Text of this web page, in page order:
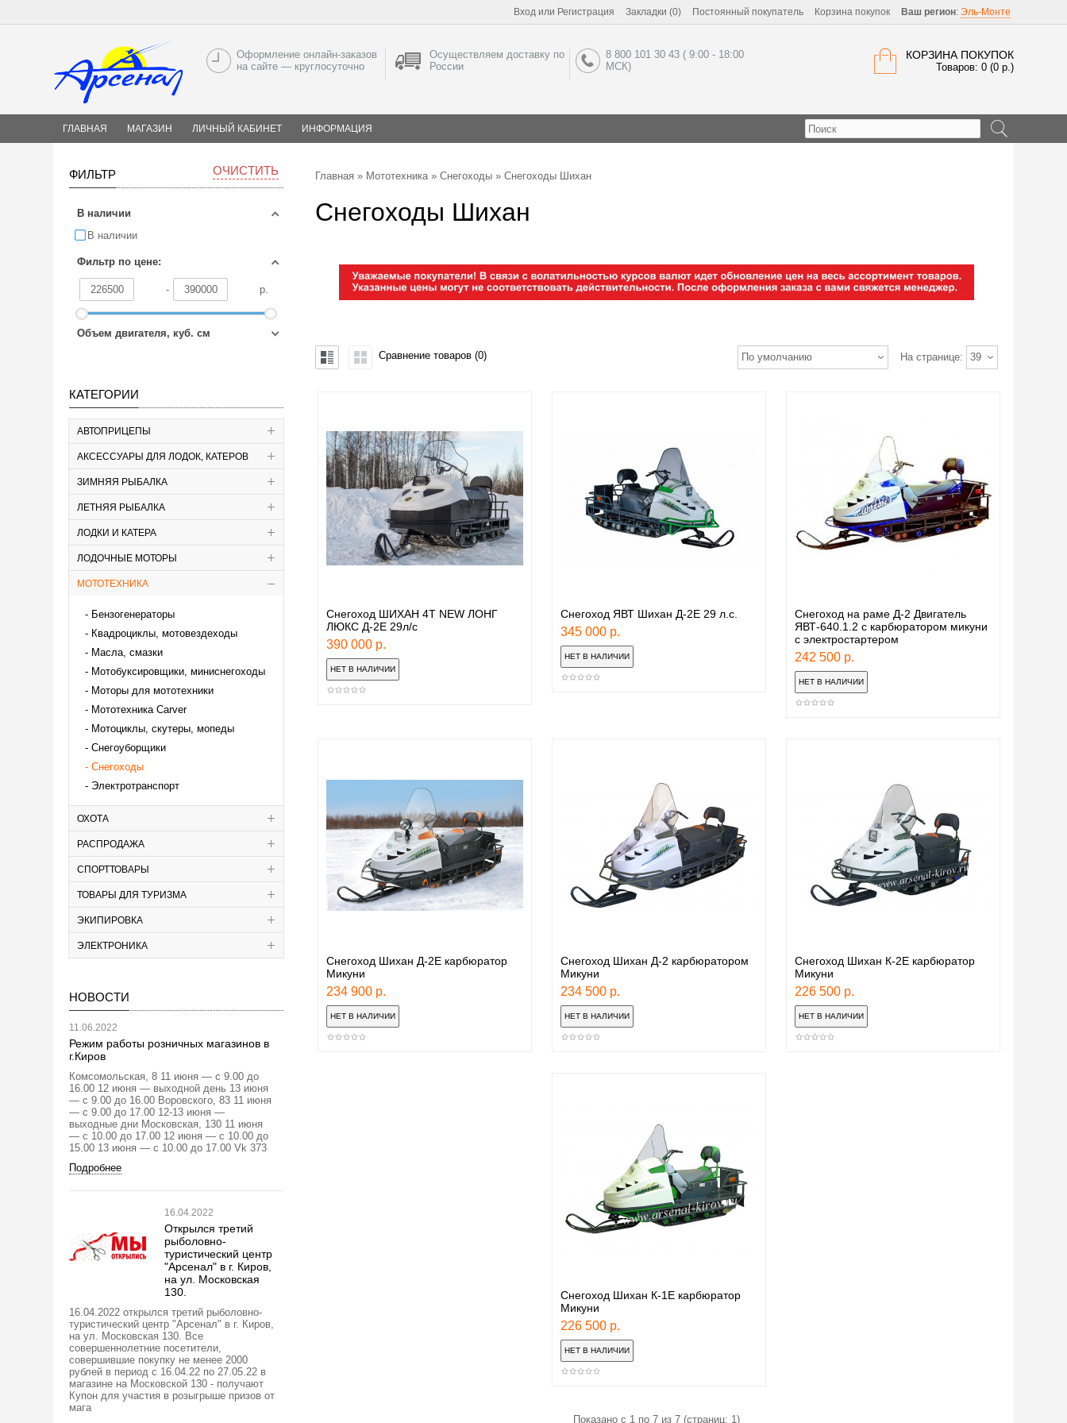
Вход или Регистрация Закладки (0) Постоянный покупатель Корзина покупок Ваш регион: Эль-Монте
КОРЗИНА ПОКУПОК
Товаров: 0 (0 р.)
Оформление онлайн-заказов
на сайте — круглосуточно
Осуществляем доставку по
России
8 800 101 30 43 ( 9:00 - 18:00
МСК)
ГЛАВНАЯ МАГАЗИН ЛИЧНЫЙ КАБИНЕТ ИНФОРМАЦИЯ
ФИЛЬТР ОЧИСТИТЬ
В наличии
В наличии
Фильтр по цене:
- р.
Объем двигателя, куб. см
КАТЕГОРИИ
АВТОПРИЦЕПЫ
АКСЕССУАРЫ ДЛЯ ЛОДОК, КАТЕРОВ
ЗИМНЯЯ РЫБАЛКА
ЛЕТНЯЯ РЫБАЛКА
ЛОДКИ И КАТЕРА
ЛОДОЧНЫЕ МОТОРЫ
МОТОТЕХНИКА
Бензогенераторы
Квадроциклы, мотовездеходы
Масла, смазки
Мотобуксировщики, миниснегоходы
Моторы для мототехники
Мототехника Carver
Мотоциклы, скутеры, мопеды
Снегоуборщики
Снегоходы
Электротранспорт
ОХОТА
РАСПРОДАЖА
СПОРТТОВАРЫ
ТОВАРЫ ДЛЯ ТУРИЗМА
ЭКИПИРОВКА
ЭЛЕКТРОНИКА
НОВОСТИ
11.06.2022
Режим работы розничных магазинов в
г.Киров
Комсомольская, 8 11 июня — с 9.00 до
16.00 12 июня — выходной день 13 июня
— с 9.00 до 16.00 Воровского, 83 11 июня
— с 9.00 до 17.00 12-13 июня —
выходные дни Московская, 130 11 июня
— с 10.00 до 17.00 12 июня — с 10.00 до
15.00 13 июня — с 10.00 до 17.00 Vk 373
Подробнее
16.04.2022
Открылся третий
рыболовно-
туристический центр
"Арсенал" в г. Киров,
на ул. Московская
130.
16.04.2022 открылся третий рыболовно-
туристический центр "Арсенал" в г. Киров,
на ул. Московская 130. Все
совершеннолетние посетители,
совершившие покупку не менее 2000
рублей в период с 16.04.22 по 27.05.22 в
магазине на Московской 130 - получают
Купон для участия в розыгрыше призов от
мага
Главная » Мототехника» Снегоходы » Снегоходы Шихан
Снегоходы Шихан
На странице: 39
По умолчанию
Сравнение товаров (0)
Снегоход ШИХАН 4Т NEW ЛОНГ
ЛЮКС Д-2Е 29л/с
390 000 р.
Снегоход ЯВТ Шихан Д-2Е 29 л.с.
345 000 р.
Снегоход на раме Д-2 Двигатель
ЯВТ-640.1.2 с карбюратором микуни
с электростартером
242 500 р.
Снегоход Шихан Д-2Е карбюратор
Микуни
234 900 р.
Снегоход Шихан Д-2 карбюратором
Микуни
234 500 р.
Снегоход Шихан К-2Е карбюратор
Микуни
226 500 р.
Снегоход Шихан К-1Е карбюратор
Микуни
226 500 р.
Показано с 1 по 7 из 7 (страниц: 1)